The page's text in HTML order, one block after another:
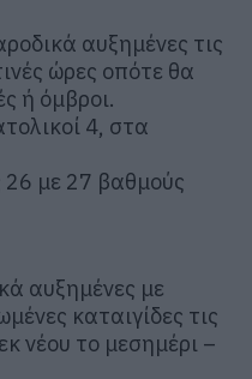
αυξημένες τις
ώρες οπότε θα
ή όμβροι.
4, στα
με 27 βαθμούς
αυξημένες με
καταιγίδες τις
νέου το μεσημέρι –